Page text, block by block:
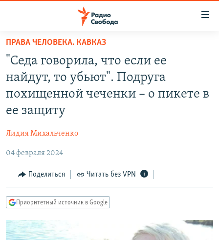
упрощенного
доступа
Вернуться
основному
содержанию
навигации
Вернутся
поиску
ПРОГРАММЫ
ПОДКАСТЫ
АВТОРСКИЕ ПРОЕКТЫ
КУЛЬТУРА
IDEL.РЕАЛИИ
КАВКАЗ.РЕАЛИИ
СИБИРЬ.РЕАЛИИ
РАСПИСАНИЕ ВЕЩАНИЯ
ПРАВА ЧЕЛОВЕКА. КАВКАЗ
"Седа говорила, что если ее
найдут, то убьют". Подруга
похищенной чеченки – о пикете в
ее защиту
Лидия Михальченко
04 февраля 2024
Поделиться Читать без VPN
Приоритетный источник в Google